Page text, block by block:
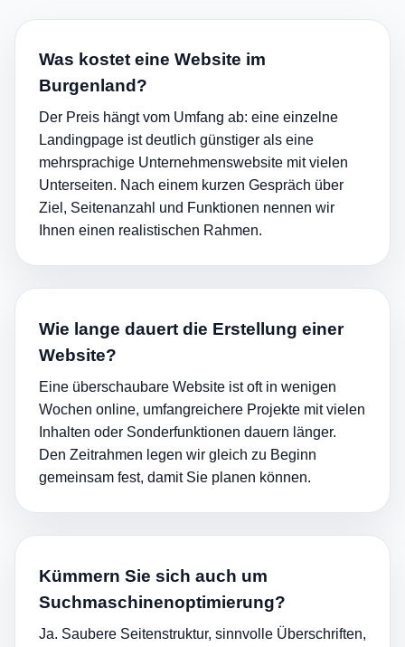
Was kostet eine Website im
Burgenland?
Der Preis hängt vom Umfang ab: eine einzelne
Landingpage ist deutlich günstiger als eine
mehrsprachige Unternehmenswebsite mit vielen
Unterseiten. Nach einem kurzen Gespräch über
Ziel, Seitenanzahl und Funktionen nennen wir
Ihnen einen realistischen Rahmen.
Wie lange dauert die Erstellung einer
Website?
Eine überschaubare Website ist oft in wenigen
Wochen online, umfangreichere Projekte mit vielen
Inhalten oder Sonderfunktionen dauern länger.
Den Zeitrahmen legen wir gleich zu Beginn
gemeinsam fest, damit Sie planen können.
Kümmern Sie sich auch um
Suchmaschinenoptimierung?
Ja. Saubere Seitenstruktur, sinnvolle Überschriften,